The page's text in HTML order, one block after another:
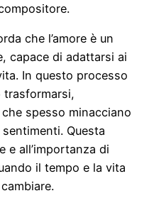
che l’amore è un
capace di adattarsi ai
In questo processo
trasformarsi,
spesso minacciano
Questa
e all’importanza di
il tempo e la vita